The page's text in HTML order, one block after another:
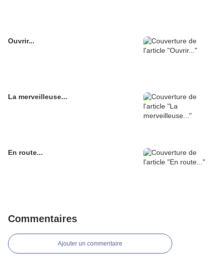
Ouvrir...
La merveilleuse...
En route...
Commentaires
Ajouter un commentaire